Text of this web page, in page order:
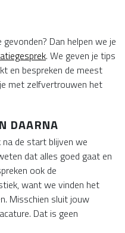
Dan helpen we je
. We geven je tips
en bespreken de meest
met zelfvertrouwen het
DAARNA
na de start blijven we
dat alles goed gaat en
ook de
want we vinden het
Misschien sluit jouw
Dat is geen